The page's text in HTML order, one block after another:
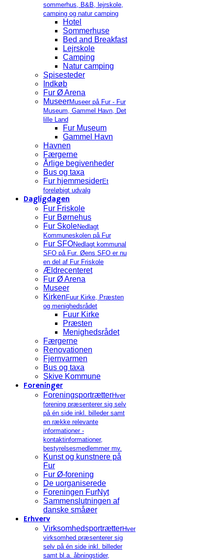
sommerhus, B&B, lejrskole,
camping og natur camping
Hotel
Sommerhuse
Bed and Breakfast
Lejrskole
Camping
Natur camping
Spisesteder
Indkøb
Fur Ø Arena
MuseerMuseer på Fur - Fur
Museum, Gammel Havn, Det
lille Land
Fur Museum
Gammel Havn
Havnen
Færgerne
Årlige begivenheder
Bus og taxa
Fur hjemmesiderEt
foreløbigt udvalg
Dagligdagen
Fur Friskole
Fur Børnehus
Fur SkoleNedlagt
Kommuneskolen på Fur
Fur SFONedlagt kommunal
SFO på Fur. Øens SFO er nu
en del af Fur Friskole
Ældrecenteret
Fur Ø Arena
Museer
Kirken Fuur Kirke, Præsten
og menighedsrådet
Fuur Kirke
Præsten
Menighedsrådet
Færgerne
Renovationen
Fjernvarmen
Bus og taxa
Skive Kommune
Foreninger
ForeningsportrætterHver
forening præsenterer sig selv
på én side inkl. billeder samt
en række relevante
informationer -
kontaktinformationer,
bestyrelsesmedlemmer mv.
Kunst og kunstnere på
Fur
Fur Ø-forening
De uorganiserede
Foreningen FurNyt
Sammenslutningen af
danske småøer
Erhverv
VirksomhedsportrætterHver
virksomhed præsenterer sig
selv på én side inkl. billeder
samt bl.a. åbningstider,